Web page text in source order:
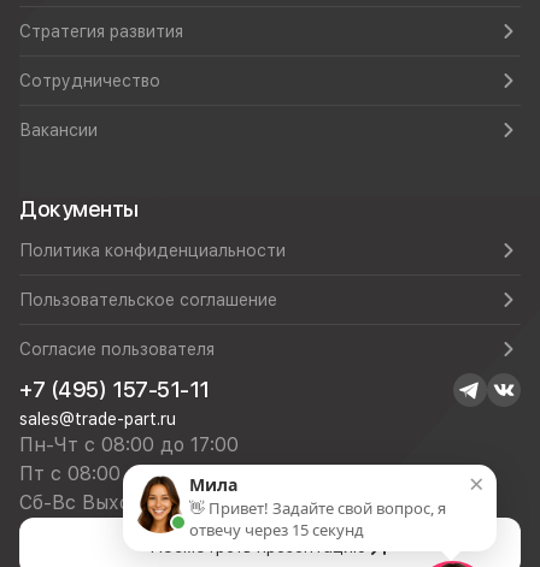
Стратегия развития
Сотрудничество
Вакансии
Документы
Политика конфиденциальности
Пользовательское соглашение
Согласие пользователя
+7 (495) 157-51-11
sales@trade-part.ru
Пн-Чт с 08:00 до 17:00
Пт с 08:00 до 16:00
Сб-Вс Выходной
×
Мила
👋 Привет! Задайте свой вопрос, я
отвечу через 15 секунд